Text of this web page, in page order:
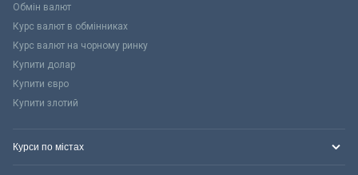
Обмін валют
Курс валют в обмінниках
Курс валют на чорному ринку
Купити долар
Купити євро
Купити злотий
Курси по містах